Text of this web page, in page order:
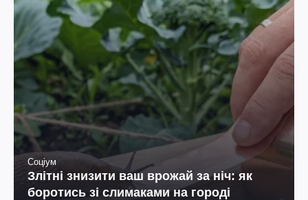
Соціум
Злітні знизити ваш врожай за ніч: як
боротись зі слимаками на городі